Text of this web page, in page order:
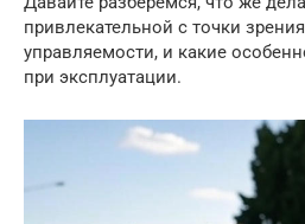
привлекательной с точки
управляемости, и какие
при эксплуатации.